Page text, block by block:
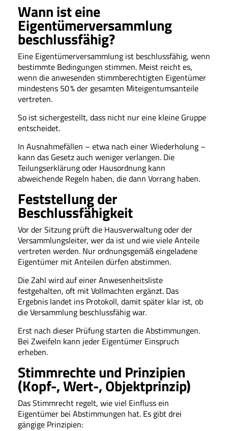
Wann ist eine
Eigentümerversammlung
beschlussfähig?
Eine Eigentümerversammlung ist beschlussfähig, wenn
bestimmte Bedingungen stimmen. Meist reicht es,
wenn die anwesenden stimmberechtigten Eigentümer
mindestens 50 % der gesamten Miteigentumsanteile
vertreten.
So ist sichergestellt, dass nicht nur eine kleine Gruppe
entscheidet.
In Ausnahmefällen – etwa nach einer Wiederholung –
kann das Gesetz auch weniger verlangen. Die
Teilungserklärung oder Hausordnung kann
abweichende Regeln haben, die dann Vorrang haben.
Feststellung der
Beschlussfähigkeit
Vor der Sitzung prüft die Hausverwaltung oder der
Versammlungsleiter, wer da ist und wie viele Anteile
vertreten werden. Nur ordnungsgemäß eingeladene
Eigentümer mit Anteilen dürfen abstimmen.
Die Zahl wird auf einer Anwesenheitsliste
festgehalten, oft mit Vollmachten ergänzt. Das
Ergebnis landet ins Protokoll, damit später klar ist, ob
die Versammlung beschlussfähig war.
Erst nach dieser Prüfung starten die Abstimmungen.
Bei Zweifeln kann jeder Eigentümer Einspruch
erheben.
Stimmrechte und Prinzipien
(Kopf-, Wert-, Objektprinzip)
Das Stimmrecht regelt, wie viel Einfluss ein
Eigentümer bei Abstimmungen hat. Es gibt drei
gängige Prinzipien: